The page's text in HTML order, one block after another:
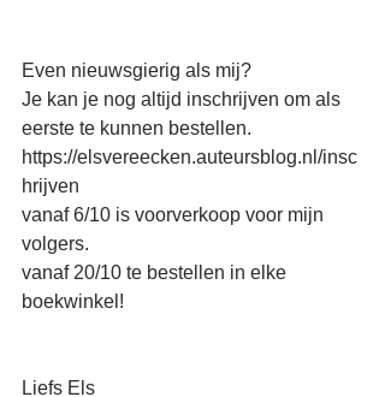
Even nieuwsgierig als mij?
Je kan je nog altijd inschrijven om als
eerste te kunnen bestellen.
https://elsvereecken.auteursblog.nl/insc
hrijven
vanaf 6/10 is voorverkoop voor mijn
volgers.
vanaf 20/10 te bestellen in elke
boekwinkel!
Liefs Els